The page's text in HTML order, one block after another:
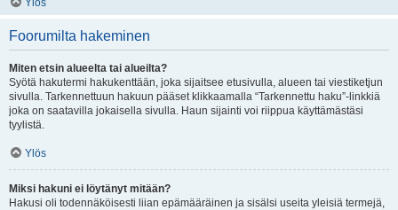
Ylös
Foorumilta hakeminen
Miten etsin alueelta tai alueilta?
Syötä hakutermi hakukenttään, joka sijaitsee etusivulla, alueen tai viestiketjun
sivulla. Tarkennettuun hakuun pääset klikkaamalla “Tarkennettu haku”-linkkiä
joka on saatavilla jokaisella sivulla. Haun sijainti voi riippua käyttämästäsi
tyylistä.
Ylös
Miksi hakuni ei löytänyt mitään?
Hakusi oli todennäköisesti liian epämääräinen ja sisälsi useita yleisiä termejä,